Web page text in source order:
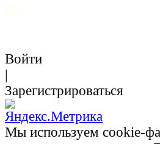
12+
Войти
|
Зарегистрироваться
Мы используем cookie-